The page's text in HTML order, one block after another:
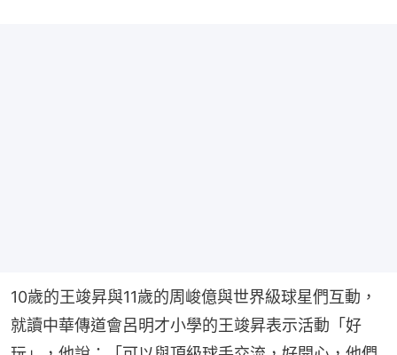
10歲的王竣昇與11歲的周峻億與世界級球星們互動，
就讀中華傳道會呂明才小學的王竣昇表示活動「好